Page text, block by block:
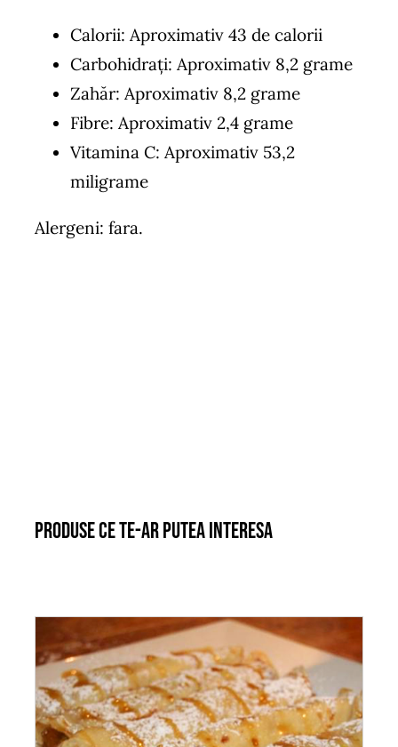
Calorii: Aproximativ 43 de calorii
Carbohidrați: Aproximativ 8,2 grame
Zahăr: Aproximativ 8,2 grame
Fibre: Aproximativ 2,4 grame
Vitamina C: Aproximativ 53,2
miligrame
Alergeni: fara.
Produse ce te-ar putea interesa